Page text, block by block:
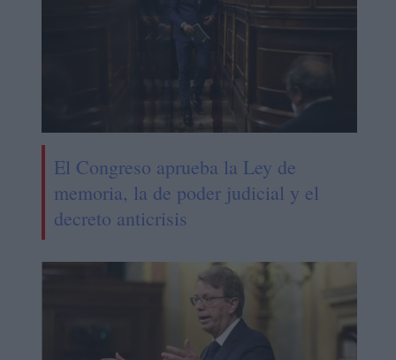
El Congreso aprueba la Ley de
memoria, la de poder judicial y el
decreto anticrisis